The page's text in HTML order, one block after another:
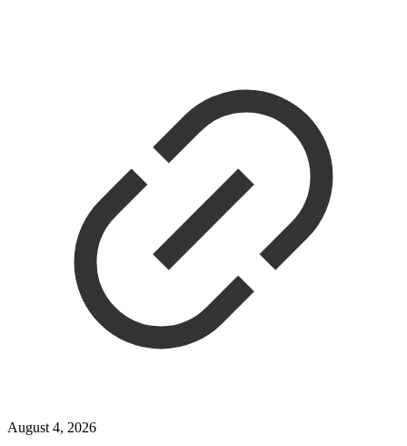
August 4, 2026